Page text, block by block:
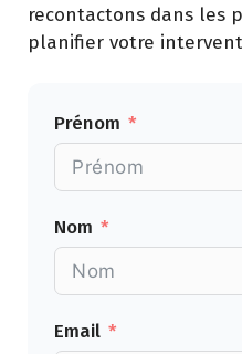
recontactons dans les
planifier votre
Prénom
Nom
Email